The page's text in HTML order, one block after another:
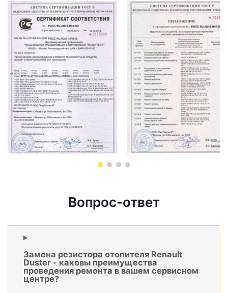
Вопрос-ответ
Замена резистора отопителя Renault
Duster - каковы преимущества
проведения ремонта в вашем сервисном
центре?